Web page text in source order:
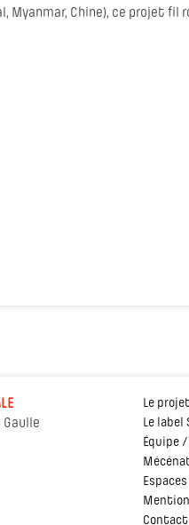
Myanmar, Chine), ce projet fil
Gaulle
Le projet
Le label
Équipe
Contact